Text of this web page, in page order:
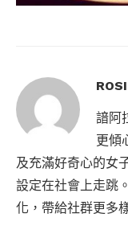
諳阿
更傾
及充滿好奇心的女
設定在社會上走跳
化，帶給社群更多